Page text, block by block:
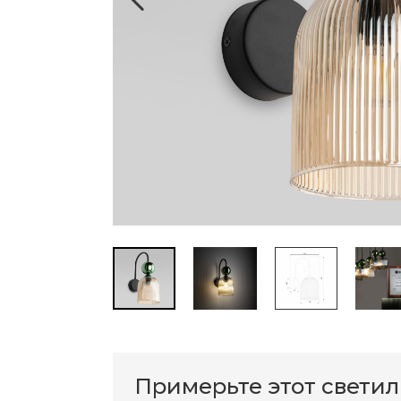
Примерьте этот